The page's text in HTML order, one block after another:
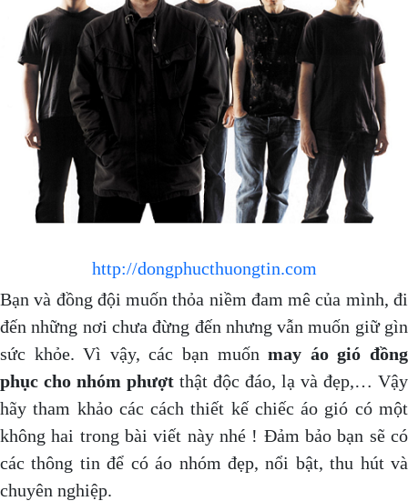
http://dongphucthuongtin.com
Bạn và đồng đội muốn thỏa niềm đam mê của mình, đi
đến những nơi chưa đừng đến nhưng vẫn muốn giữ gìn
sức khỏe. Vì vậy, các bạn muốnmay áo gió đồng
phục cho nhóm phượt thật độc đáo, lạ và đẹp,… Vậy
hãy tham khảo các cách thiết kế chiếc áo gió có một
không hai trong bài viết này nhé ! Đảm bảo bạn sẽ có
các thông tin để có áo nhóm đẹp, nổi bật, thu hút và
chuyên nghiệp.